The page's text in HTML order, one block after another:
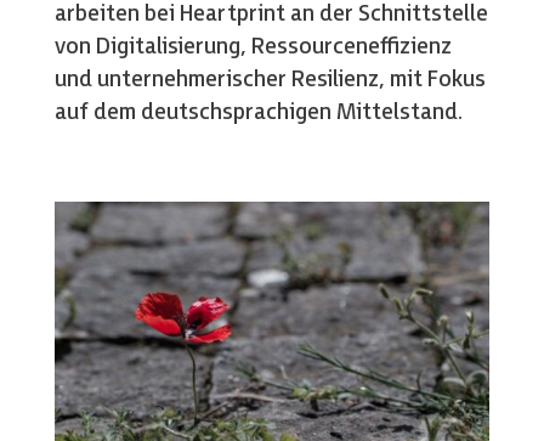
arbeiten bei Heartprint an der Schnittstelle
von Digitalisierung, Ressourceneffizienz
und unternehmerischer Resilienz, mit Fokus
auf dem deutschsprachigen Mittelstand.